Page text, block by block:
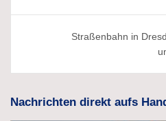
Straßenbahn in
Nachrichten direkt aufs